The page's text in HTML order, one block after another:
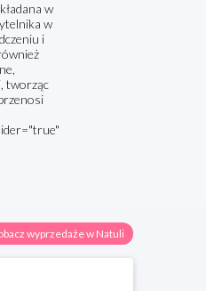
w
w
i
tworząc
wyprzedaże w Natuli